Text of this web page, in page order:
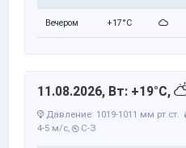
Вечером +17°C
11.08.2026, Вт: +19°C,
Давление: 1019-1011 мм рт.ст.
4-5 м/с, С-З